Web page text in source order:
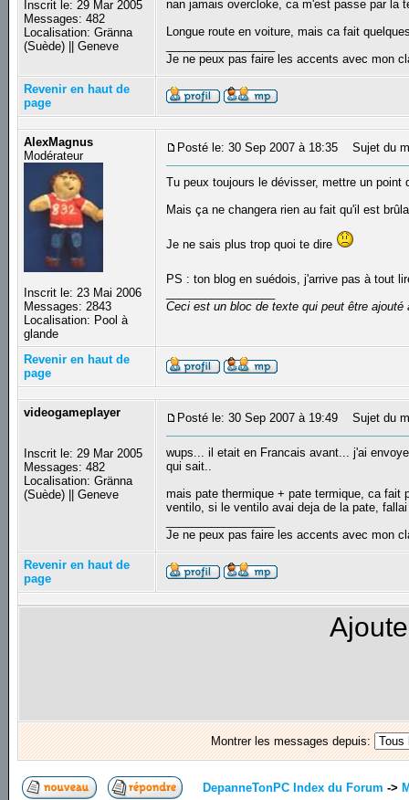
Inscrit le: 29 Mar 2005
Messages: 482
Localisation: Gränna
(Suède) || Geneve
nan jamais overcloke, ca m'est passe par la
Longue route en voiture, mais ca fait
Je ne peux pas faire les accents avec mon
Revenir en haut de
page
AlexMagnus
Modérateur
Inscrit le: 23 Mai 2006
Messages: 2843
Localisation: Pool à
glande
Posté le: 30 Sep 2007 à 18:35 Sujet du
Tu peux toujours le dévisser, mettre un point
Mais ça ne changera rien au fait qu'il est
Je ne sais plus trop quoi te dire
PS : ton blog en suédois, j'arrive pas à tout
Ceci est un bloc de texte qui peut être
Revenir en haut de
page
videogameplayer
Inscrit le: 29 Mar 2005
Messages: 482
Localisation: Gränna
(Suède) || Geneve
Posté le: 30 Sep 2007 à 19:49 Sujet du
wups... il etait en Francais avant... j'ai
qui sait..
mais pate thermique + pate termique, ca
ventilo, si le ventilo avai deja de la pate,
Je ne peux pas faire les accents avec mon
Revenir en haut de
page
Montrer les messages depuis:
DepanneTonPC Index du Forum ->